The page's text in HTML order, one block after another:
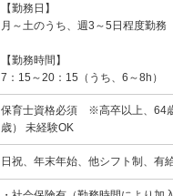
【勤務日】
月～土のうち、週3～5日程度勤務
【勤務時間】
7：15～20：15（うち、6～8h）
保育士資格必須 ※高卒以上、64
歳） 未経験OK
日祝、年末年始、他シフト制、有